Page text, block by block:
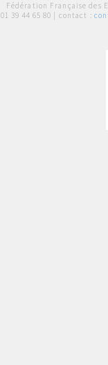
Fédération Française des
01 39 44 65 80 | contact :